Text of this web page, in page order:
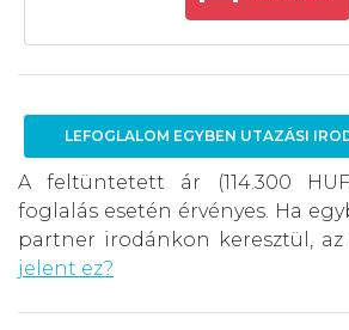
LEFOGLALOM EGYBEN UTAZÁSI
A feltüntetett ár (114.300
foglalás esetén érvényes. Ha
partner irodánkon keresztül, az
jelent ez?